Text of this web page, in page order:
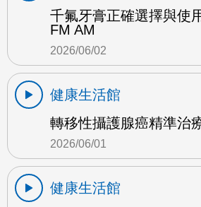
千氟牙膏正確選擇與使
FM AM
2026/06/02
健康生活館
轉移性攝護腺癌精準治
2026/06/01
健康生活館